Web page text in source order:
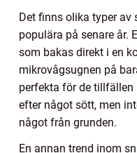
Det finns olika typer
populära på senare år.
som bakas direkt i en
mikrovågsugnen på
perfekta för de
efter något sött, men
något från grunden.
En annan trend inom